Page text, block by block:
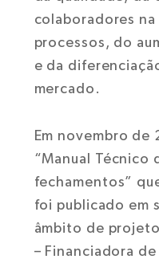
colaboradores
processos, do
e da
mercado.
Em novembro
“Manual Técnico
fechamentos”
foi publicado em
âmbito de
– Financiadora